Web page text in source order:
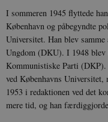
I sommeren 1945 flyttede
København og påbegyndte
Universitet. Han blev
Ungdom (DKU). I 1948 blev
Kommunistiske Parti
ved Københavns
1953 i redaktionen ved det
mere tid, og han